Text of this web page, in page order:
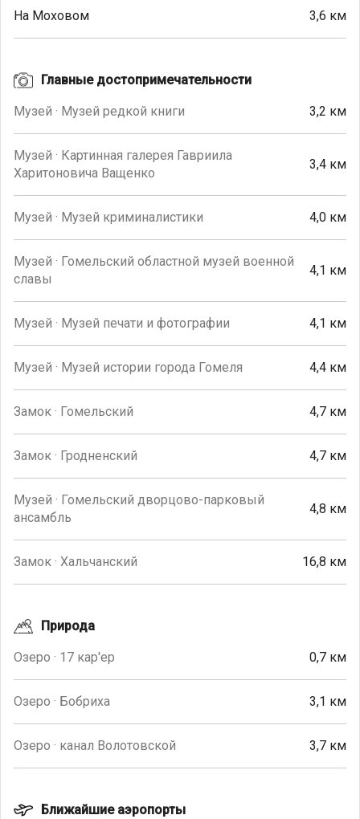
На Моховом 3,6 км
Главные достопримечательности
Музей · Музей редкой книги 3,2 км
Музей · Картинная галерея Гавриила
Харитоновича Ващенко
3,4 км
Музей · Музей криминалистики 4,0 км
Музей · Гомельский областной музей военной
славы
4,1 км
Музей · Музей печати и фотографии 4,1 км
Музей · Музей истории города Гомеля 4,4 км
Замок · Гомельский 4,7 км
Замок · Гродненский 4,7 км
Музей · Гомельский дворцово-парковый
ансамбль
4,8 км
Замок · Хальчанский 16,8 км
Природа
Озеро · 17 кар'ер 0,7 км
Озеро · Бобриха 3,1 км
Озеро · канал Волотовской 3,7 км
Ближайшие аэропорты